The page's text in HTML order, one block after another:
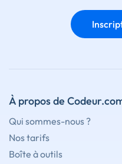
À propos de
Qui sommes-nous ?
Nos tarifs
Boîte à outils